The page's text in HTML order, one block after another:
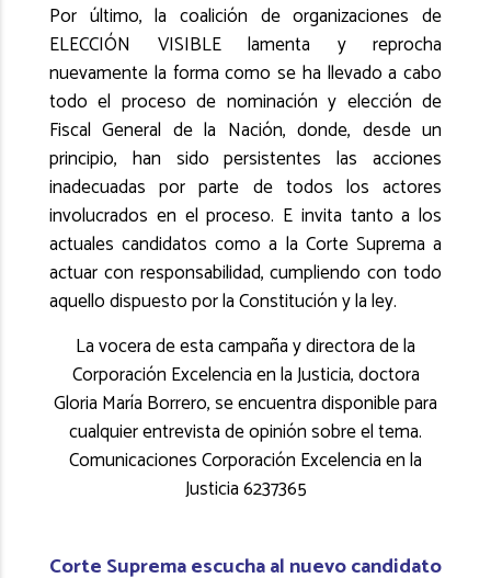
Por último, la coalición de organizaciones de
ELECCIÓN VISIBLE lamenta y reprocha
nuevamente la forma como se ha llevado a cabo
todo el proceso de nominación y elección de
Fiscal General de la Nación, donde, desde un
principio, han sido persistentes las acciones
inadecuadas por parte de todos los actores
involucrados en el proceso. E invita tanto a los
actuales candidatos como a la Corte Suprema a
actuar con responsabilidad, cumpliendo con todo
aquello dispuesto por la Constitución y la ley.
La vocera de esta campaña y directora de la
Corporación Excelencia en la Justicia, doctora
Gloria María Borrero, se encuentra disponible para
cualquier entrevista de opinión sobre el tema.
Comunicaciones Corporación Excelencia en la
Justicia 6237365
Corte Suprema escucha al nuevo candidato